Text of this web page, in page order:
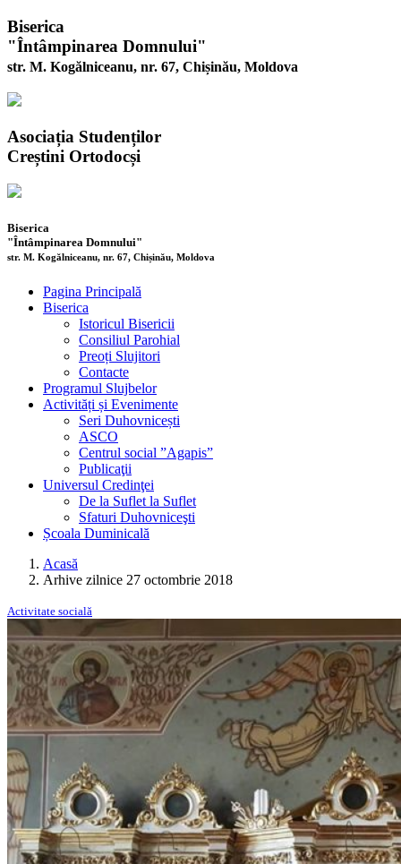
Biserica
"Întâmpinarea Domnului"
str. M. Kogălniceanu, nr. 67, Chișinău, Moldova
Asociația Studenților
Creștini Ortodocși
Biserica
"Întâmpinarea Domnului"
str. M. Kogălniceanu, nr. 67, Chișinău, Moldova
Pagina Principală
Biserica
Istoricul Bisericii
Consiliul Parohial
Preoți Slujitori
Contacte
Programul Slujbelor
Activități și Evenimente
Seri Duhovnicești
ASCO
Centrul social ”Agapis”
Publicaţii
Universul Credinţei
De la Suflet la Suflet
Sfaturi Duhovniceşti
Școala Duminicală
Acasă
Arhive zilnice 27 octombrie 2018
Activitate socială